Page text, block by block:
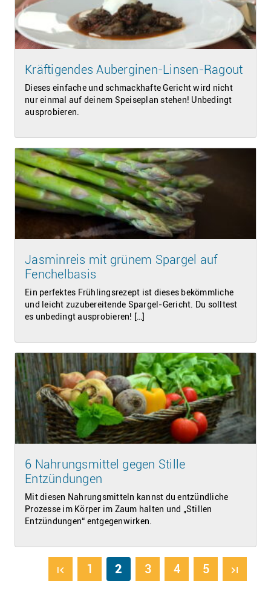
Kräftigendes Auberginen-Linsen-Ragout
Dieses einfache und schmackhafte Gericht wird nicht
nur einmal auf deinem Speiseplan stehen! Unbedingt
ausprobieren.
Jasminreis mit grünem Spargel auf
Fenchelbasis
Ein perfektes Frühlingsrezept ist dieses bekömmliche
und leicht zuzubereitende Spargel-Gericht. Du solltest
es unbedingt ausprobieren! […]
6 Nahrungsmittel gegen Stille
Entzündungen
Mit diesen Nahrungsmitteln kannst du entzündliche
Prozesse im Körper im Zaum halten und „Stillen
Entzündungen“ entgegenwirken.
first_page 1 2 3 4 5 last_page